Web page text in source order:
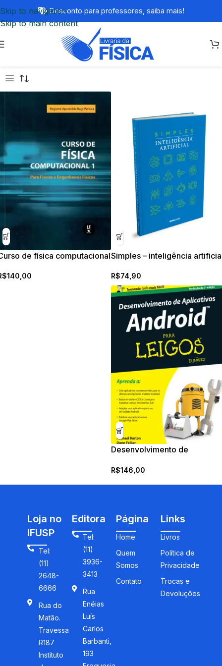
Skip to navigation
Skip to main content
Desconto para professores, saiba mais!
de física computacional
140,00
Simples – inteligência
R$74,90
Desenvolvimento de
leigos
R$146,00
Loja no
IFUSP
Tel:
(11)
2648-
6666
Rua do
Matão.
Travessa
R187
Instituto
Editora
Tel:
(11)
3936-
3413
Rua
Enéias
Luís
Carlos
Barbanti,
193
Página
Home
Quem
Somos
Contato
Links
Livros
Política de
Privacidade
Trocas e
Devoluções